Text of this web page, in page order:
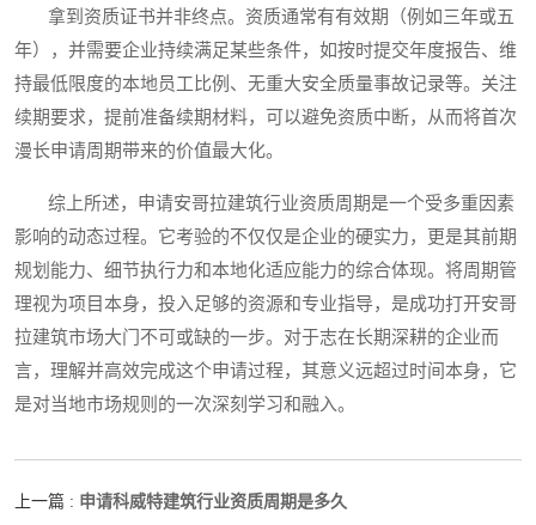
拿到资质证书并非终点。资质通常有有效期（例如三年或五
年），并需要企业持续满足某些条件，如按时提交年度报告、维
持最低限度的本地员工比例、无重大安全质量事故记录等。关注
续期要求，提前准备续期材料，可以避免资质中断，从而将首次
漫长申请周期带来的价值最大化。
综上所述，申请安哥拉建筑行业资质周期是一个受多重因素
影响的动态过程。它考验的不仅仅是企业的硬实力，更是其前期
规划能力、细节执行力和本地化适应能力的综合体现。将周期管
理视为项目本身，投入足够的资源和专业指导，是成功打开安哥
拉建筑市场大门不可或缺的一步。对于志在长期深耕的企业而
言，理解并高效完成这个申请过程，其意义远超过时间本身，它
是对当地市场规则的一次深刻学习和融入。
上一篇 : 申请科威特建筑行业资质周期是多久